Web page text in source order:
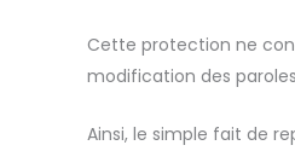
Cette protection ne
modification des
Ainsi, le simple fait de